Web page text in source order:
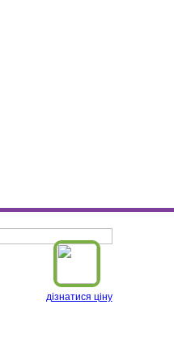
дізнатися ціну